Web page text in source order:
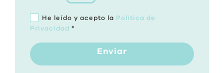
He leído y acepto la Política de
Privacidad *
Enviar